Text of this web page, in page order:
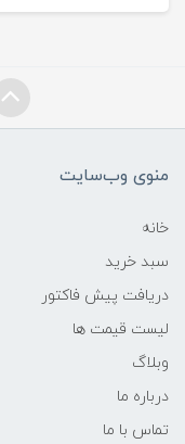
منوی وب‌سایت
خانه
سبد خرید
دریافت پیش فاکتور
لیست قیمت ها
وبلاگ
درباره ما
تماس با ما